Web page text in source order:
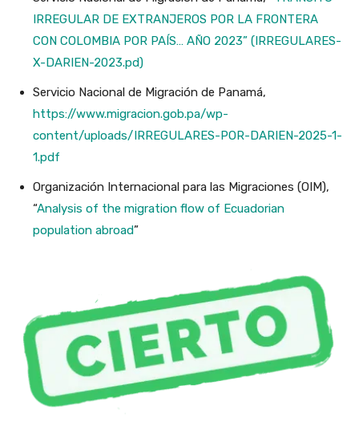
IRREGULAR DE EXTRANJEROS POR LA FRONTERA
CON COLOMBIA POR PAÍS… AÑO 2023” (IRREGULARES-
X-DARIEN-2023.pd)
Servicio Nacional de Migración de Panamá,
https://www.migracion.gob.pa/wp-
content/uploads/IRREGULARES-POR-DARIEN-2025-1-
1.pdf
Organización Internacional para las Migraciones (OIM),
“Analysis of the migration flow of Ecuadorian
population abroad”